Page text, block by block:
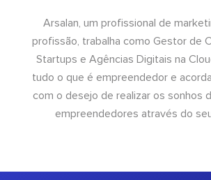
Arsalan, um profissional de
profissão, trabalha como Gestor de
Startups e Agências Digitais na
tudo o que é empreendedor e
com o desejo de realizar os sonhos
empreendedores através do